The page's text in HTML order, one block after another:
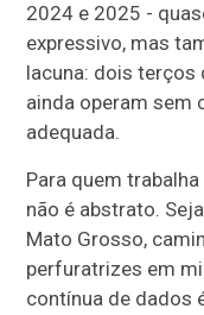
2024 e 2025 -
expressivo, mas
lacuna: dois terços
ainda operam sem
adequada.
Para quem
não é abstrato.
Mato Grosso,
perfuratrizes em
contínua de dados